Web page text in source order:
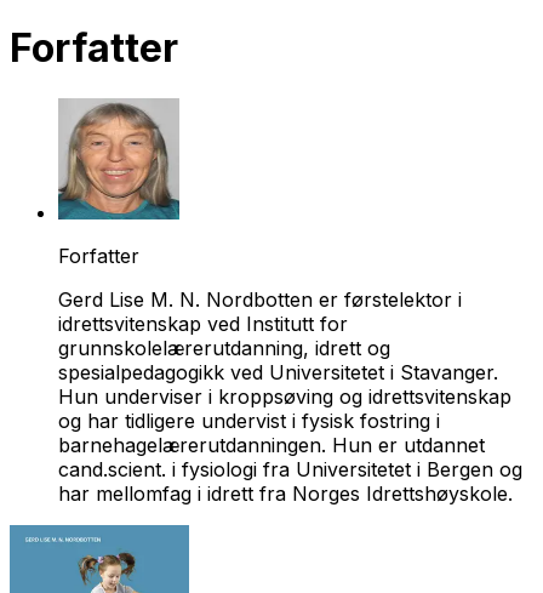
Forfatter
Forfatter
Gerd Lise M. N. Nordbotten er førstelektor i
idrettsvitenskap ved Institutt for
grunnskolelærerutdanning, idrett og
spesialpedagogikk ved Universitetet i Stavanger.
Hun underviser i kroppsøving og idrettsvitenskap
og har tidligere undervist i fysisk fostring i
barnehagelærerutdanningen. Hun er utdannet
cand.scient. i fysiologi fra Universitetet i Bergen og
har mellomfag i idrett fra Norges Idrettshøyskole.